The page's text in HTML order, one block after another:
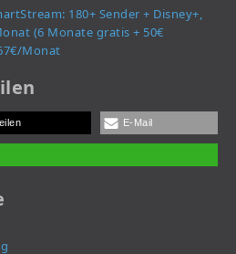
180+ Sender + Disney+,
(6 Monate gratis + 50€
Monat
E-Mail